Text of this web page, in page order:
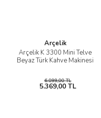
Arçelik
Arçelik K 3300 Mini Telve
Beyaz Türk Kahve Makinesi
6.099,00 TL
5.369,00 TL